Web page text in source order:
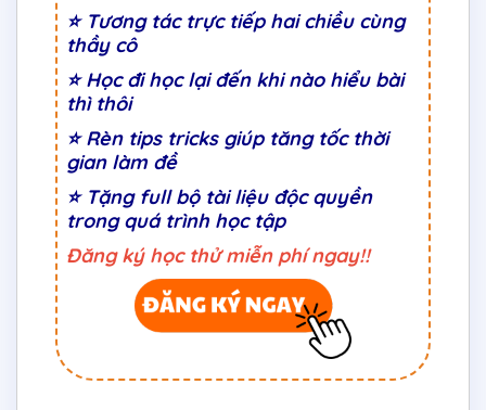
⭐ Tương tác trực tiếp hai chiều cùng
thầy cô
⭐ Học đi học lại đến khi nào hiểu bài
thì thôi
⭐ Rèn tips tricks giúp tăng tốc thời
gian làm đề
⭐ Tặng full bộ tài liệu độc quyền
trong quá trình học tập
Đăng ký học thử miễn phí ngay!!